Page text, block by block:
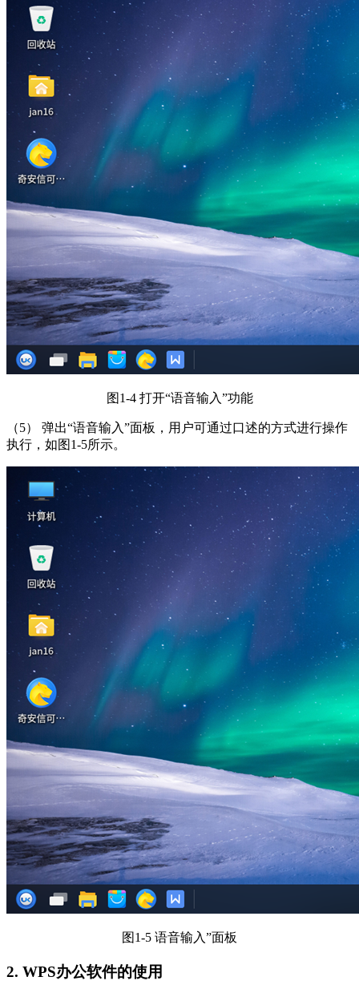
图1-4 打开“语音输入”功能
（5） 弹出“语音输入”面板，用户可通过口述的方式进行操作
执行，如图1-5所示。
图1-5 语音输入”面板
2. WPS办公软件的使用